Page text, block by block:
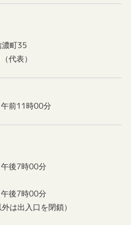
濃町35
代表）
前11時00分
後7時00分
後7時00分
は出入口を閉鎖）